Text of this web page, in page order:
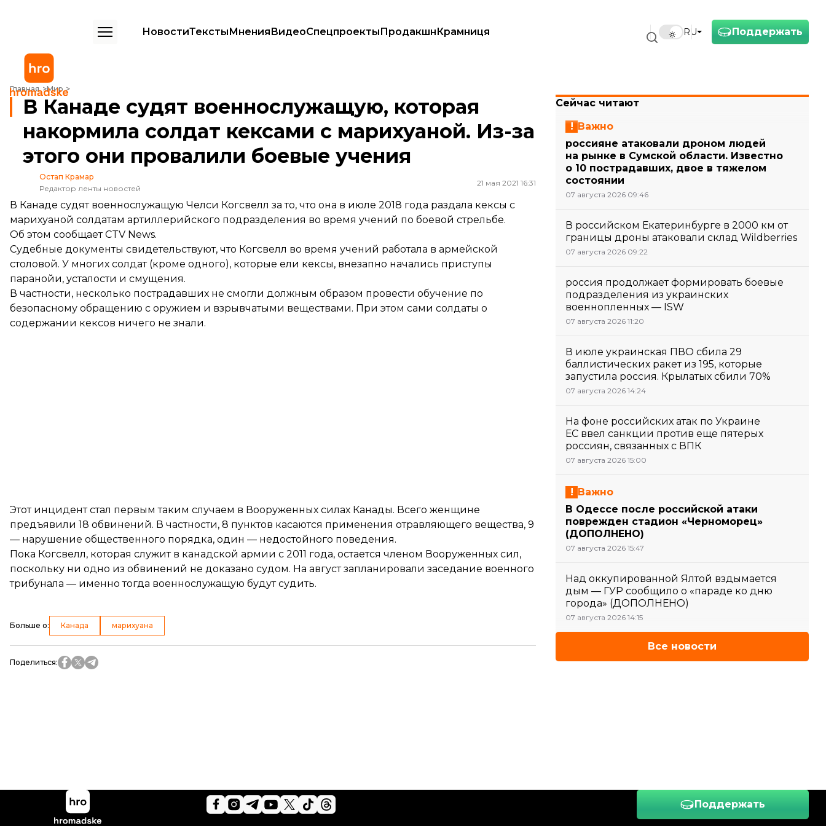
Поддержать
RU
НовостиТекстыМненияВидеоСпецпроектыПродакшнКрамниця
Главная Мир
В Канаде судят военнослужащую, которая накормила солдат кексами с марихуаной. Из-за этого они провалили боевые учения
В Канаде судят военнослужащую, которая
накормила солдат кексами с марихуаной. Из-за
этого они провалили боевые учения
Остап Крамар
Редактор ленты новостей
21 мая 2021 16:31
В Канаде судят военнослужащую Челси Когсвелл за то, что она в июле 2018 года раздала кексы с
марихуаной солдатам артиллерийского подразделения во время учений по боевой стрельбе.
Об этом сообщаетCTV News.
Судебные документы свидетельствуют, что Когсвелл во время учений работала в армейской
столовой. У многих солдат (кроме одного), которые ели кексы, внезапно начались приступы
паранойи, усталости и смущения.
В частности, несколько пострадавших не смогли должным образом провести обучение по
безопасному обращению с оружием и взрывчатыми веществами. При этом сами солдаты о
содержании кексов ничего не знали.
Этот инцидент стал первым таким случаем в Вооруженных силах Канады. Всего женщине
предъявили 18 обвинений. В частности, 8 пунктов касаются применения отравляющего вещества, 9
— нарушение общественного порядка, один — недостойного поведения.
Пока Когсвелл, которая служит в канадской армии с 2011 года, остается членом Вооруженных сил,
поскольку ни одно из обвинений не доказано судом. На август запланировали заседание военного
трибунала — именно тогда военнослужащую будут судить.
Больше о: Канада марихуана
Поделиться:
Сейчас читают
Важно
россияне атаковали дроном людей
на рынке в Сумской области. Известно
о 10 пострадавших, двое в тяжелом
состоянии
07 августа 2026 09:46
В российском Екатеринбурге в 2000 км от
границы дроны атаковали склад Wildberries
07 августа 2026 09:22
россия продолжает формировать боевые
подразделения из украинских
военнопленных — ISW
07 августа 2026 11:20
В июле украинская ПВО сбила 29
баллистических ракет из 195, которые
запустила россия. Крылатых сбили 70%
07 августа 2026 14:24
На фоне российских атак по Украине
ЕС ввел санкции против еще пятерых
россиян, связанных с ВПК
07 августа 2026 15:00
Важно
В Одессе после российской атаки
поврежден стадион «Черноморец»
(ДОПОЛНЕНО)
07 августа 2026 15:47
Над оккупированной Ялтой вздымается
дым — ГУР сообщило о «параде ко дню
города» (ДОПОЛНЕНО)
07 августа 2026 14:15
Все новости
Поддержать